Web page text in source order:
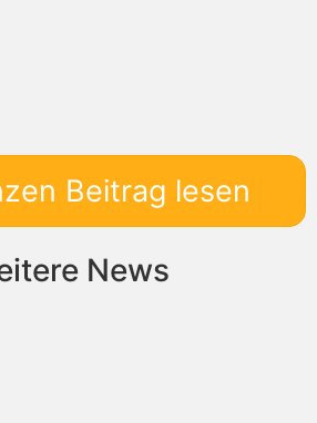
Beitrag lesen
News